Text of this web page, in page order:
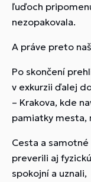
ľuďoch
nezopakovala.
A práve preto
Po skončení
v exkurzii ďalej
– Krakova, kde
pamiatky mesta,
Cesta a
preverili aj
spokojní a